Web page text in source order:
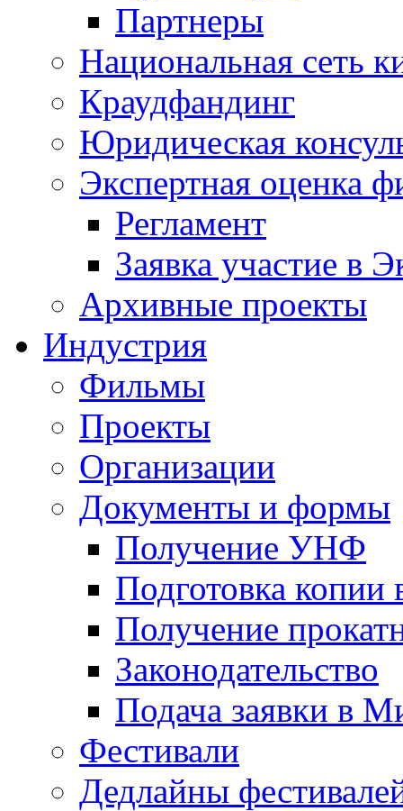
Партнеры
Национальная сеть
Краудфандинг
Юридическая
Экспертная оценка
Регламент
Заявка участие в
Архивные проекты
Индустрия
Фильмы
Проекты
Организации
Документы и формы
Получение УНФ
Подготовка копии
Получение
Законодательство
Подача заявки в
Фестивали
Дедлайны